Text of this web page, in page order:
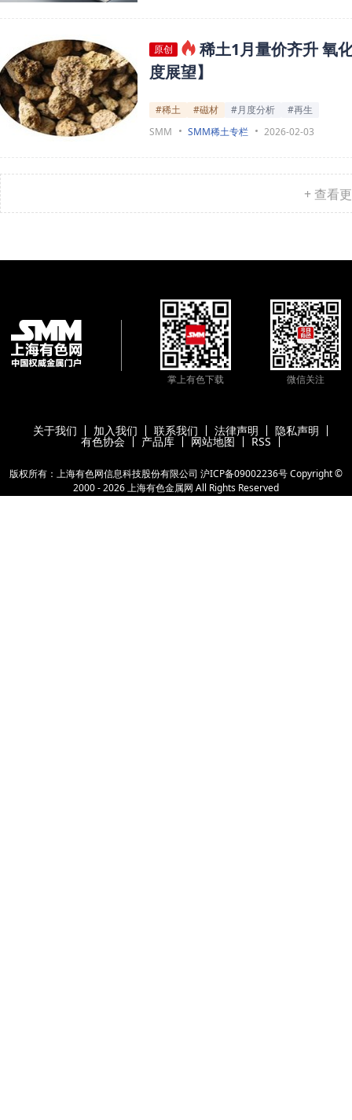
原创
稀土1月量价齐升 氧
度展望】
#稀土 #磁材 #月度分析
#再生
SMM
SMM稀土专栏 2026-02-03
+ 查看
掌上有色下载 微信关注
关于我们 加入我们 联系我们 法律声明 隐私声明
有色协会 产品库 网站地图 RSS
版权所有：上海有色网信息科技股份有限公司 沪ICP备09002236号Copyright ©
2000 -2026上海有色金属网 All Rights Reserved